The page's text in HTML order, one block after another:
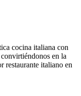
cocina italiana con
en la
restaurante italiano en